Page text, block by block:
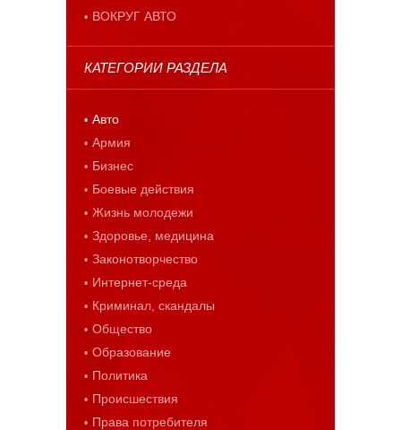
ВОКРУГ АВТО
КАТЕГОРИИ РАЗДЕЛА
Авто
Армия
Бизнес
Боевые действия
Жизнь молодежи
Здоровье, медицина
Законотворчество
Интернет-среда
Криминал, скандалы
Общество
Образование
Политика
Происшествия
Права потребителя